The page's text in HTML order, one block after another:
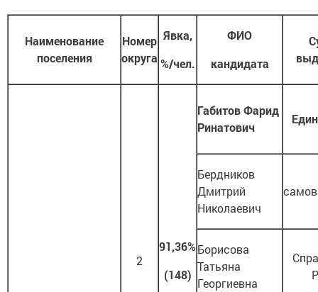
Наименование
поселения
Номер
округа
Явка,
%/чел.
ФИО
кандидата
2
91,36%
(148)
Габитов Фарид
Ринатович
Бердников
Дмитрий
Николаевич
Борисова
Татьяна
Георгиевна